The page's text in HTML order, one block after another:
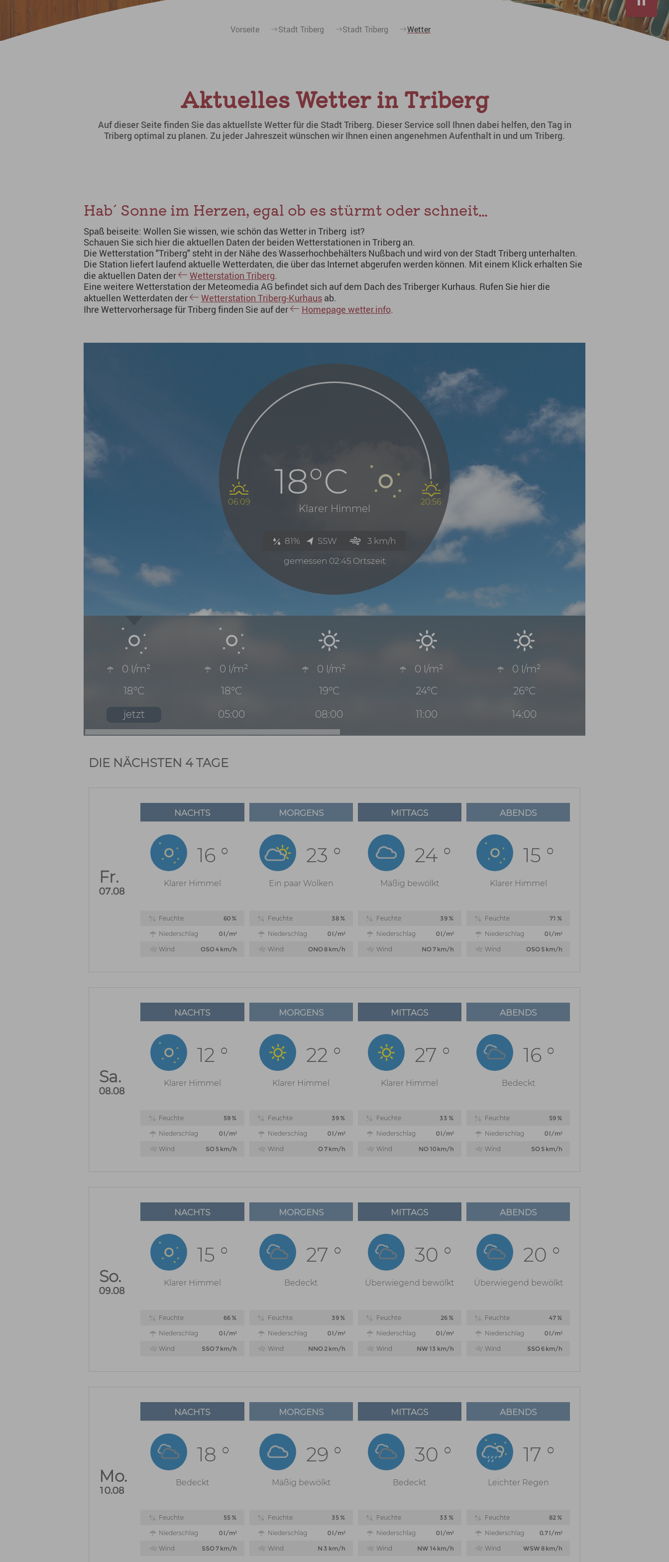
Vorseite Stadt Triberg Stadt Triberg Wetter
Aktuelles Wetter in Triberg
Auf dieser Seite finden Sie das aktuellste Wetter für die Stadt Triberg. Dieser Service soll Ihnen dabei helfen, den Tag in
Triberg optimal zu planen. Zu jeder Jahreszeit wünschen wir Ihnen einen angenehmen Aufenthalt in und um Triberg.
Hab´ Sonne im Herzen, egal ob es stürmt oder schneit...
Spaß beiseite: Wollen Sie wissen, wie schön das Wetter in Triberg ist?
Schauen Sie sich hier die aktuellen Daten der beiden Wetterstationen in Triberg an.
Die Wetterstation "Triberg" steht in der Nähe des Wasserhochbehälters Nußbach und wird von der Stadt Triberg unterhalten.
Die Station liefert laufend aktuelle Wetterdaten, die über das Internet abgerufen werden können. Mit einem Klick erhalten Sie
die aktuellen Daten der
Wetterstation Triberg.
Eine weitere Wetterstation der Meteomedia AG befindet sich auf dem Dach des Triberger Kurhaus. Rufen Sie hier die
aktuellen Wetterdaten der
Wetterstation Triberg-Kurhausab.
Ihre Wettervorhersage für Triberg finden Sie auf der
Homepage wetter.info.